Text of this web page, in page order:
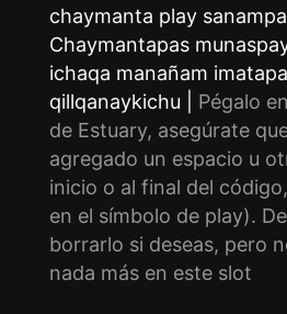
chaymanta play
Chaymantapas
ichaqa manañam
qillqanaykichu | Pégalo
de Estuary, asegúrate
agregado un espacio u
inicio o al final del
en el símbolo de play).
borrarlo si deseas, pero
nada más en este slot